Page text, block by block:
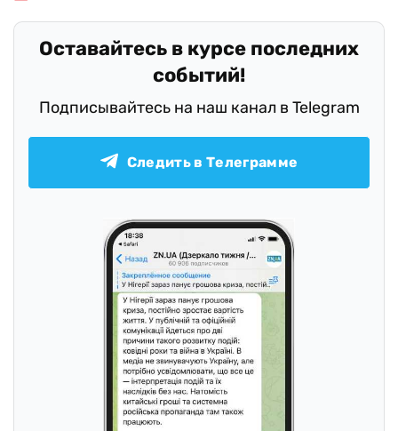
Оставайтесь в курсе последних
событий!
Подписывайтесь на наш канал в Telegram
Следить в Телеграмме